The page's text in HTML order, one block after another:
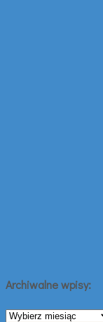
Archiwalne wpisy:
Archiwalne